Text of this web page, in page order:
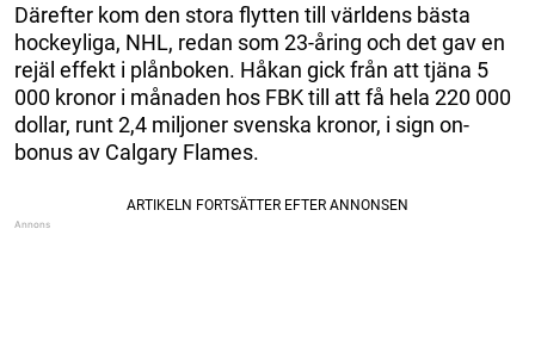
Därefter kom den stora flytten till världens bästa
hockeyliga, NHL, redan som 23-åring och det gav en
rejäl effekt i plånboken. Håkan gick från att tjäna 5
000 kronor i månaden hos FBK till att få hela 220 000
dollar, runt 2,4 miljoner svenska kronor, i sign on-
bonus av Calgary Flames.